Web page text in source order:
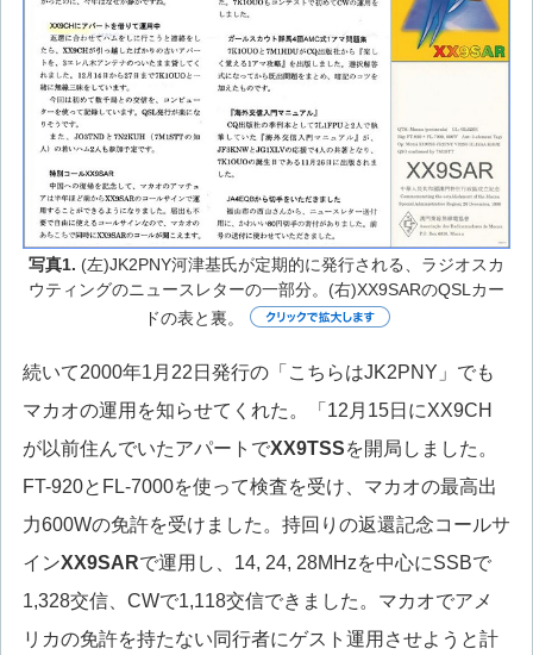
写真1. (左)JK2PNY河津基氏が定期的に発行される、ラジオスカ
ウティングのニュースレターの一部分。(右)XX9SARのQSLカー
ドの表と裏。
続いて2000年1月22日発行の「こちらはJK2PNY」でも
マカオの運用を知らせてくれた。「12月15日にXX9CH
が以前住んでいたアパートでXX9TSSを開局しました。
FT-920とFL-7000を使って検査を受け、マカオの最高出
力600Wの免許を受けました。持回りの返還記念コールサ
インXX9SARで運用し、14, 24, 28MHzを中心にSSBで
1,328交信、CWで1,118交信できました。マカオでアメ
リカの免許を持たない同行者にゲスト運用させようと計